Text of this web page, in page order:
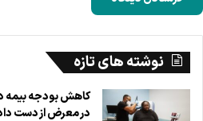
نوشته های تازه
کاهش بودجه بیمه
در معرض از دست